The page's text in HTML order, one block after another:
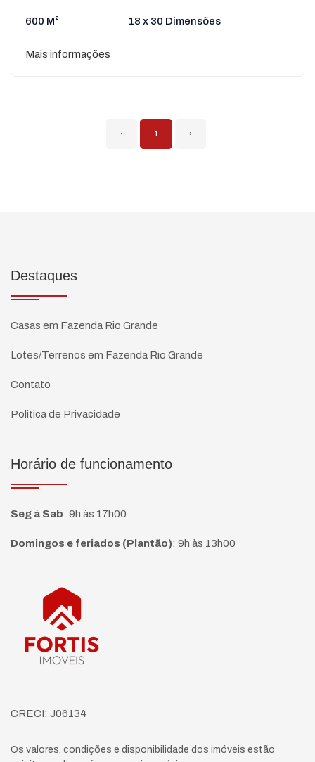
600 M² 18 x 30 Dimensões
Mais informações
‹ 1 ›
Destaques
Casas em Fazenda Rio Grande
Lotes/Terrenos em Fazenda Rio Grande
Contato
Politica de Privacidade
Horário de funcionamento
Seg à Sab: 9h às 17h00
Domingos e feriados (Plantão): 9h às 13h00
Página inicial
CRECI: J06134
Os valores, condições e disponibilidade dos imóveis estão